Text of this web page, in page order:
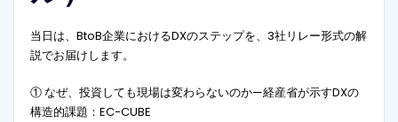
当日は、BtoB企業におけるDXのステップを、3社リレー形式の解
説でお届けします。
① なぜ、投資しても現場は変わらないのか—経産省が示すDXの
構造的課題：EC-CUBE